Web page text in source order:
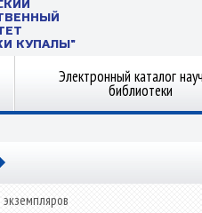
КУПАЛЫ"
Электронный каталог
библиотеки